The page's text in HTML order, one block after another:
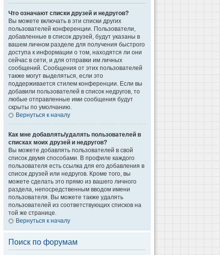
Что означают списки друзей и недругов?
Вы можете включать в эти списки других
пользователей конференции. Пользователи,
добавленные в список друзей, будут указаны в
вашем личном разделе для получения быстрого
доступа к информации о том, находятся ли они
сейчас в сети, и для отправки им личных
сообщений. Сообщения от этих пользователей
также могут выделяться, если это
поддерживается стилем конференции. Если вы
добавили пользователей в список недругов, то
любые отправленные ими сообщения будут
скрыты по умолчанию.
Вернуться к началу
Как мне добавлять/удалять пользователей в
списках моих друзей и недругов?
Вы можете добавлять пользователей в свой
список двумя способами. В профиле каждого
пользователя есть ссылка для его добавления в
список друзей или недругов. Кроме того, вы
можете сделать это прямо из вашего личного
раздела, непосредственным вводом имени
пользователя. Вы можете также удалять
пользователей из соответствующих списков на
той же странице.
Вернуться к началу
Поиск по форумам